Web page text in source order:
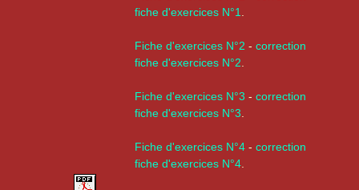
fiche d'exercices N°1
Fiche d'exercices N°2 - correction
fiche d'exercices N°2
Fiche d'exercices N°3 - correction
fiche d'exercices N°3
Fiche d'exercices N°4- correction
fiche d'exercices N°4.